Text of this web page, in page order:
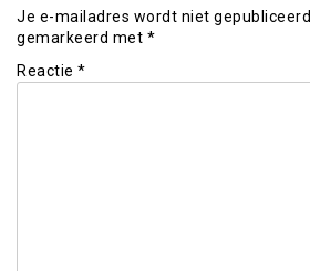
Je e-mailadres wordt niet gepubliceerd.
gemarkeerd met *
Reactie *